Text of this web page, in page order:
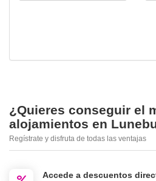
¿Quieres conseguir el
alojamientos en
Regístrate y disfruta de todas las ventajas
Accede a descuentos